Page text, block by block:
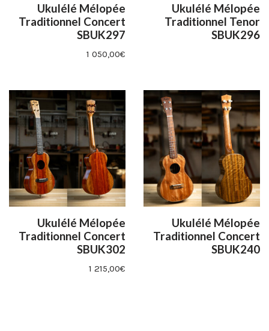
Ukulélé Mélopée
Traditionnel Concert
SBUK297
1 050,00€
Ukulélé Mélopée
Traditionnel Tenor
SBUK296
Ukulélé Mélopée
Traditionnel Concert
SBUK302
1 215,00€
Ukulélé Mélopée
Traditionnel Concert
SBUK240